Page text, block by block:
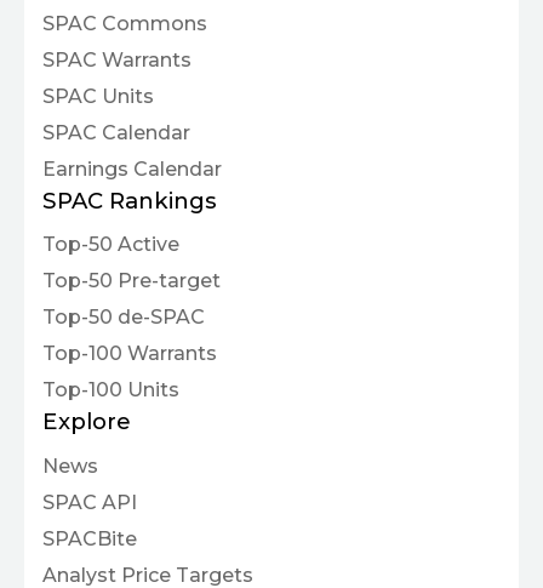
SPAC Commons
SPAC Warrants
SPAC Units
SPAC Calendar
Earnings Calendar
SPAC Rankings
Top-50 Active
Top-50 Pre-target
Top-50 de-SPAC
Top-100 Warrants
Top-100 Units
Explore
News
SPAC API
SPACBite
Analyst Price Targets